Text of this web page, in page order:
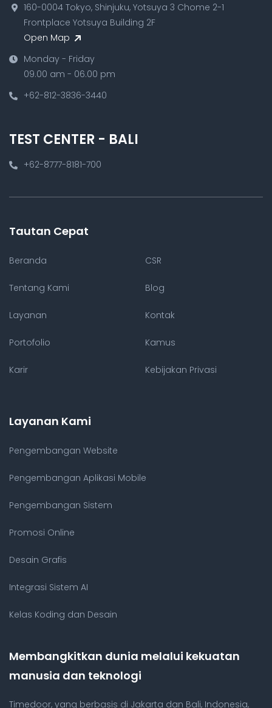
160-0004 Tokyo, Shinjuku, Yotsuya 3 Chome 2-1
Frontplace Yotsuya Building 2F
Open Map
Monday - Friday
09.00 am - 06.00 pm
+62-812-3836-3440
TEST CENTER - BALI
+62-8777-8181-700
Tautan Cepat
Beranda
Tentang Kami
Layanan
Portofolio
Karir
CSR
Blog
Kontak
Kamus
Kebijakan Privasi
Layanan Kami
Pengembangan Website
Pengembangan Aplikasi Mobile
Pengembangan Sistem
Promosi Online
Desain Grafis
Integrasi Sistem AI
Kelas Koding dan Desain
Membangkitkan dunia melalui kekuatan
manusia dan teknologi
Timedoor, yang berbasis di Jakarta dan Bali, Indonesia,